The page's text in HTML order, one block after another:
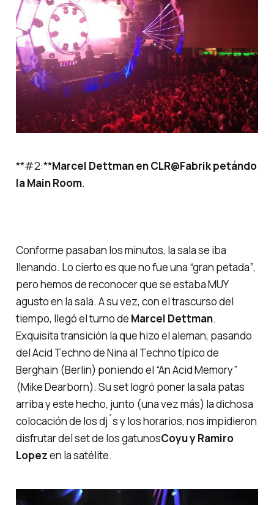
**#2:**Marcel Dettman en CLR@Fabrik petándo
la Main Room.
Conforme pasaban los minutos, la sala se iba
llenando. Lo cierto es que no fue una “gran petada”,
pero hemos de reconocer que se estaba MUY
agusto en la sala. A su vez, con el trascurso del
tiempo, llegó el turno de Marcel Dettman.
Exquisita transición la que hizo el aleman, pasando
del Acid Techno de Nina al Techno típico de
Berghain (Berlin) poniendo el “An Acid Memory”
(Mike Dearborn). Su set logró poner la sala patas
arriba y este hecho, junto (una vez más) la dichosa
colocación de los dj´s y los horarios, nos impidieron
disfrutar del set de losgatunosCoyu y Ramiro
Lopezen la satélite.